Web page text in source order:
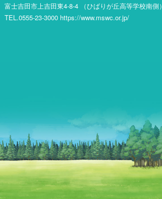
富士吉田市上吉田東4-8-4 （ひばりが丘高等学校南側）
TEL.0555-23-3000 https://www.mswc.or.jp/